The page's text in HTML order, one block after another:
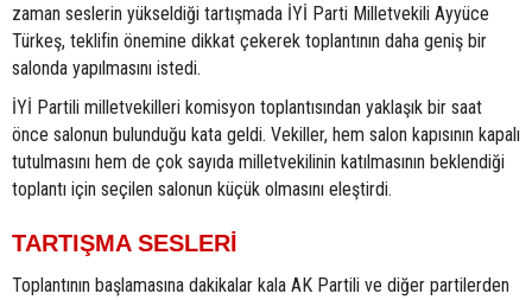
zaman seslerin yükseldiği tartışmada İYİ Parti Milletvekili Ayyüce
Türkeş, teklifin önemine dikkat çekerek toplantının daha geniş bir
salonda yapılmasını istedi.
İYİ Partili milletvekilleri komisyon toplantısından yaklaşık bir saat
önce salonun bulunduğu kata geldi. Vekiller, hem salon kapısının kapalı
tutulmasını hem de çok sayıda milletvekilinin katılmasının beklendiği
toplantı için seçilen salonun küçük olmasını eleştirdi.
TARTIŞMA SESLERİ
Toplantının başlamasına dakikalar kala AK Partili ve diğer partilerden